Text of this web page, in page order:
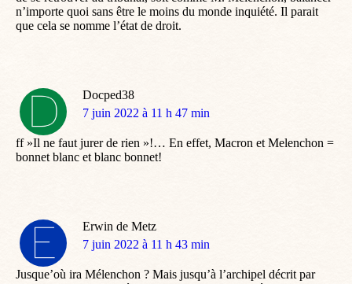
n’importe quoi sans être le moins du monde inquiété. Il parait
que cela se nomme l’état de droit.
Docped38
dit
7 juin 2022 à 11 h 47 min
ff »Il ne faut jurer de rien »!… En effet, Macron et Melenchon =
bonnet blanc et blanc bonnet!
Erwin de Metz
dit
7 juin 2022 à 11 h 43 min
Jusque’où ira Mélenchon ? Mais jusqu’à l’archipel décrit par